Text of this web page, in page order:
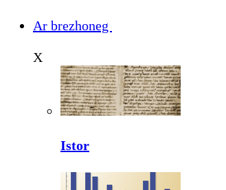
Ar brezhoneg
X
Istor